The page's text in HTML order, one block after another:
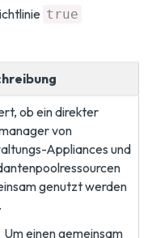
true
ob ein direkter
von
Appliances und
genutzt werden
Um einen gemeinsam